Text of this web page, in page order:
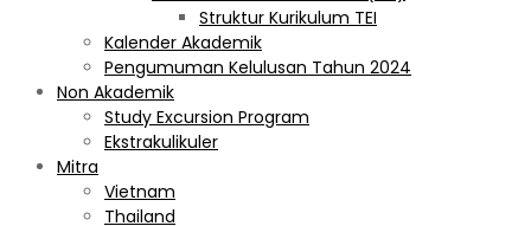
Struktur Kurikulum TEI
Kalender Akademik
Pengumuman Kelulusan Tahun 2024
Non Akademik
Study Excursion Program
Ekstrakulikuler
Mitra
Vietnam
Thailand